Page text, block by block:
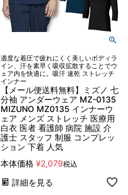
適度な着圧で疲れにくく美しいボディラ
イン、汗を素早く吸収拡散することでウ
ェア内を快適に。吸汗 速乾 ストレッチ
インナー
【メール便送料無料】ミズノ 七
分袖 アンダーウェア MZ-0135
MIZUNO MZ0135 インナーウ
ェア メンズ ストレッチ 医療用
白衣 医者 看護師 病院 施設 介
護士 スタッフ 制服 コンプレッ
ション 下着 人気
本体価格 ¥2,079税込
詳細を見る